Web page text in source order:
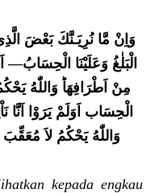
وَاِنْ مَّا نُرِيَـنَّكَ بَعْضَ
الْبَلٰغُ وَعَلَيْنَا الْحِسَابُ‏—
مِنْ اَطْرَافِهَا وَاللّٰهُ
الْحِسَاب اَوَلَمْ يَرَوْا اَنَّا
وَاللّٰهُ يَحْكُمُ لاَ
kepada engkau